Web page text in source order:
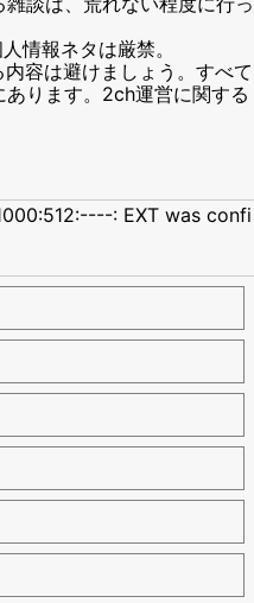
情報ネタは厳禁。
容は避けましょう。すべて
ります。2ch運営に関する
: EXT was confi